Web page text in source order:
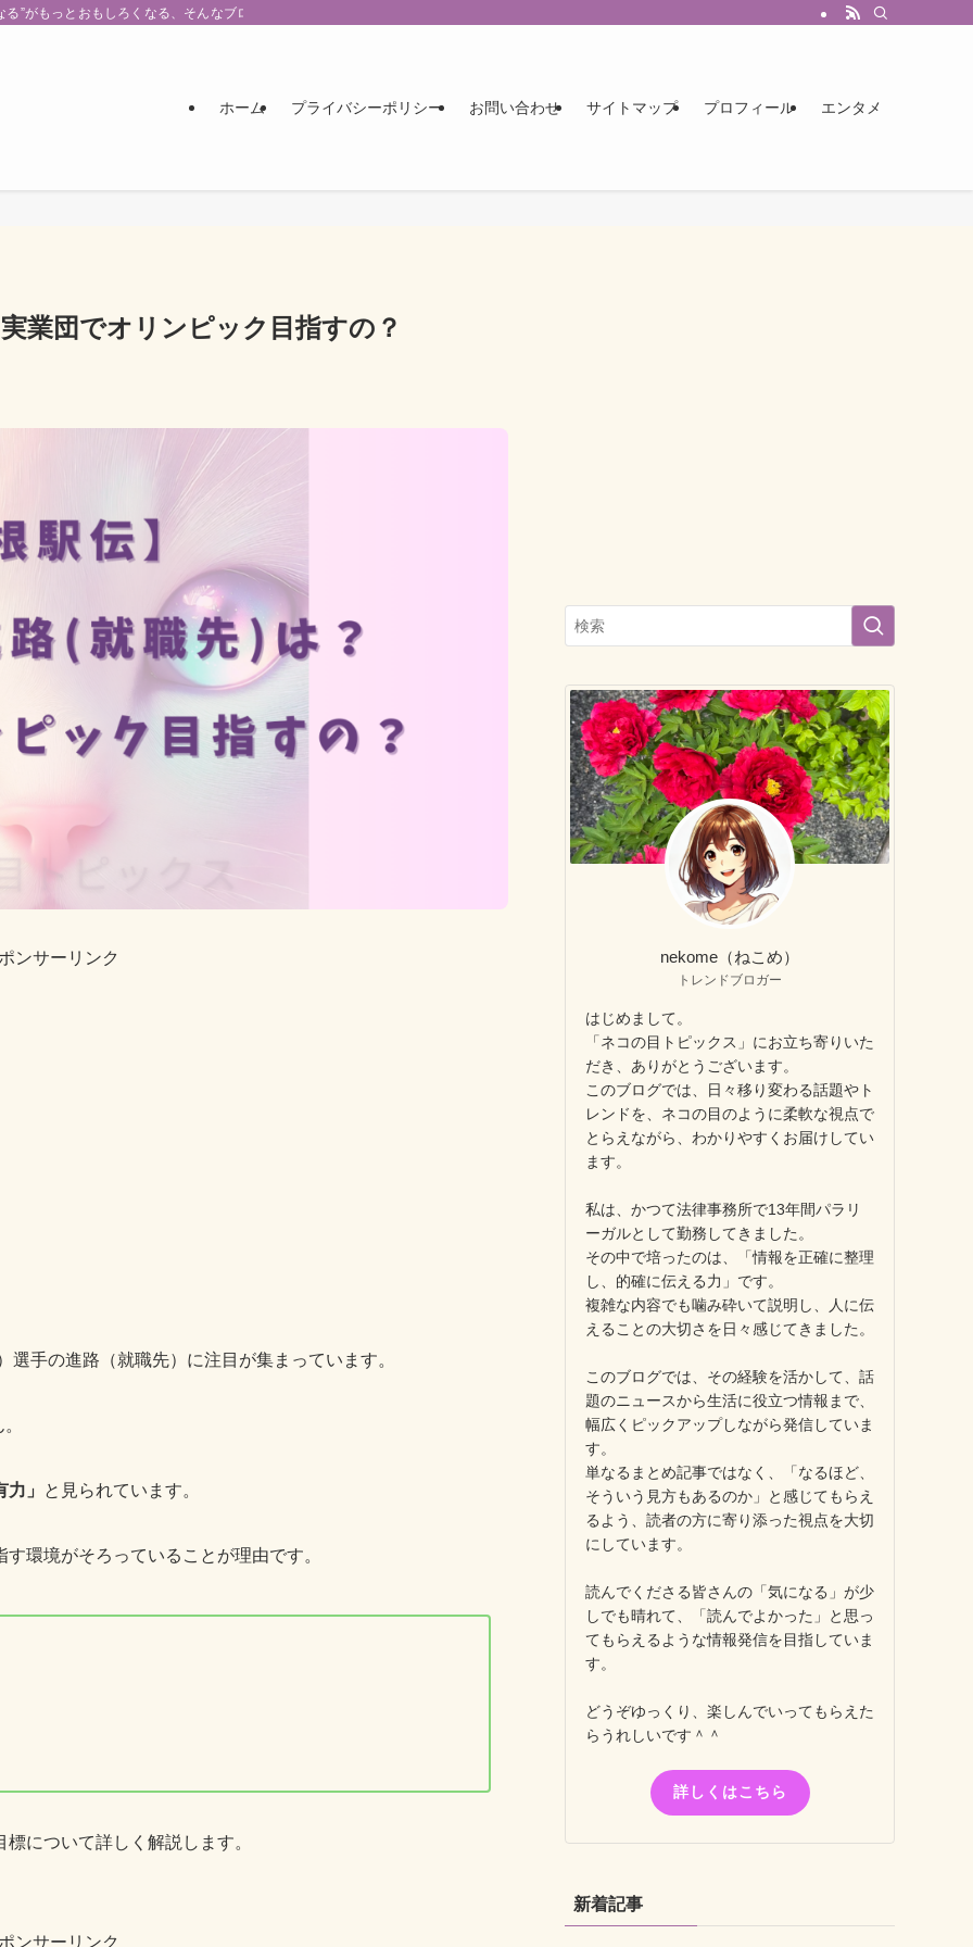
”がもっとおもしろくなる、そんなブログです。
ホーム プライバシーポリシー お問い合わせ サイトマップ プロフィール エンタメ
業団でオリンピック目指すの？
ンサーリンク
手の進路（就職先）に注目が集まっています。
」 と見られています。
環境がそろっていることが理由です。
について詳しく解説します。
ンサーリンク
nekome（ねこめ）
トレンドブロガー
はじめまして。
「ネコの目トピックス」にお立ち寄りいた
だき、ありがとうございます。
このブログでは、日々移り変わる話題やト
レンドを、ネコの目のように柔軟な視点で
とらえながら、わかりやすくお届けしてい
ます。
私は、かつて法律事務所で13年間パラリ
ーガルとして勤務してきました。
その中で培ったのは、「情報を正確に整理
し、的確に伝える力」です。
複雑な内容でも噛み砕いて説明し、人に伝
えることの大切さを日々感じてきました。
このブログでは、その経験を活かして、話
題のニュースから生活に役立つ情報まで、
幅広くピックアップしながら発信していま
す。
単なるまとめ記事ではなく、「なるほど、
そういう見方もあるのか」と感じてもらえ
るよう、読者の方に寄り添った視点を大切
にしています。
読んでくださる皆さんの「気になる」が少
しでも晴れて、「読んでよかった」と思っ
てもらえるような情報発信を目指していま
す。
どうぞゆっくり、楽しんでいってもらえた
らうれしいです＾＾
詳しくはこちら
新着記事